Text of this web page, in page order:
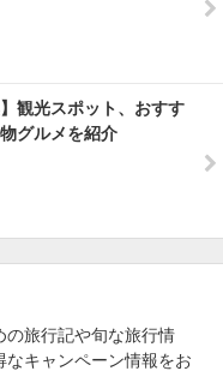
】観光スポット、おすす
グルメを紹介
の旅行記や旬な旅行情
なキャンペーン情報をお